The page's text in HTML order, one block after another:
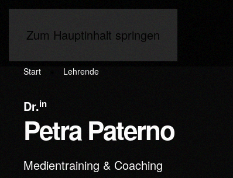
Zum Hauptinhalt springen
Start Lehrende
Dr.in
Petra Paterno
Medientraining & Coaching